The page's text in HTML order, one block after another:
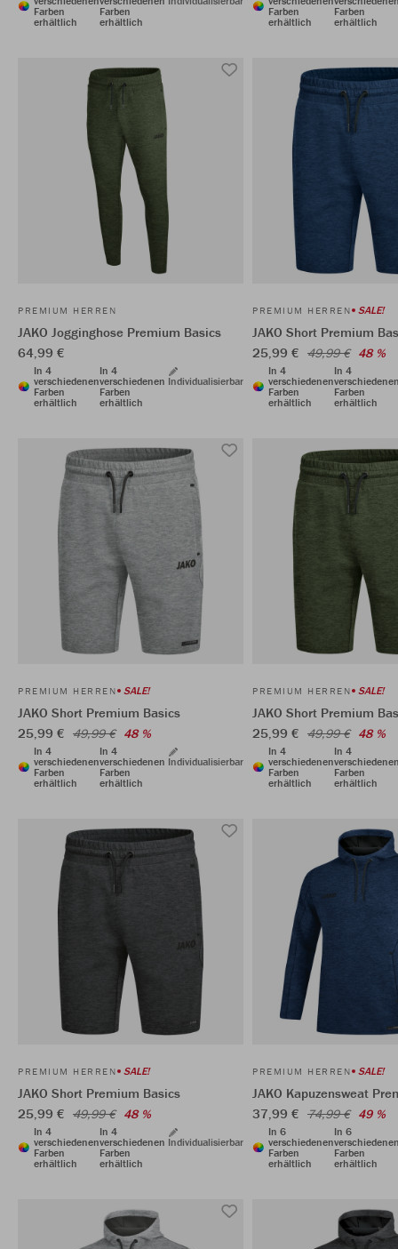
Farben
erhältlich
Farben
erhältlich
Farben
erhältlich
Farben
erhältlich
PREMIUM HERREN
JAKO Jogginghose Premium Basics
64,99 €
In 4
verschiedenen
Farben
erhältlich
In 4
verschiedenen
Farben
erhältlich
Individualisierbar
PREMIUM HERREN SALE!
JAKO Short Premium
25,99 € 49,99 € 48 %
In 4
verschiedenen
Farben
erhältlich
In 4
Farben
erhältlich
PREMIUM HERREN SALE!
JAKO Short Premium Basics
25,99 € 49,99 € 48 %
In 4
verschiedenen
Farben
erhältlich
In 4
verschiedenen
Farben
erhältlich
Individualisierbar
PREMIUM HERREN SALE!
JAKO Short Premium
25,99 € 49,99 € 48 %
In 4
verschiedenen
Farben
erhältlich
In 4
Farben
erhältlich
PREMIUM HERREN SALE!
JAKO Short Premium Basics
25,99 € 49,99 € 48 %
In 4
verschiedenen
Farben
erhältlich
In 4
verschiedenen
Farben
erhältlich
Individualisierbar
PREMIUM HERREN SALE!
JAKO Kapuzensweat
37,99 € 74,99 € 49 %
In 6
verschiedenen
Farben
erhältlich
In 6
Farben
erhältlich